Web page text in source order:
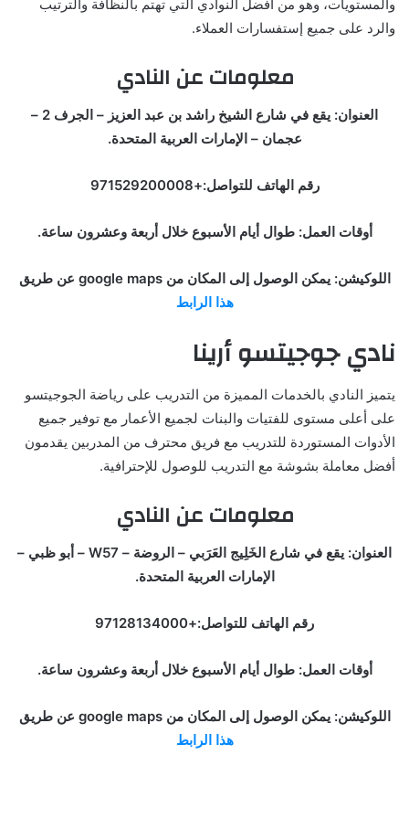
والمستويات، وهو من أفضل النوادي التي تهتم بالنظافة والترتيب
والرد على جميع إستفسارات العملاء.
معلومات عن النادي
العنوان: يقع في شارع الشيخ راشد بن عبد العزيز – الجرف 2 –
عجمان – الإمارات العربية المتحدة.
رقم الهاتف للتواصل:+971529200008
أوقات العمل: طوال أيام الأسبوع خلال أربعة وعشرون ساعة.
اللوكيشن: يمكن الوصول إلى المكان من google maps عن طريق
هذا الرابط
نادي جوجيتسو أرينا
يتميز النادي بالخدمات المميزة من التدريب على رياضة الجوجيتسو
على أعلى مستوى للفتيات والبنات لجميع الأعمار مع توفير جميع
الأدوات المستوردة للتدريب مع فريق محترف من المدربين يقدمون
أفضل معاملة بشوشة مع التدريب للوصول للإحترافية.
معلومات عن النادي
العنوان: يقع في شارع الخَلِيج العَرَبي – الروضة – W57 – أبو ظبي –
الإمارات العربية المتحدة.
رقم الهاتف للتواصل:+97128134000
أوقات العمل: طوال أيام الأسبوع خلال أربعة وعشرون ساعة.
اللوكيشن: يمكن الوصول إلى المكان من google maps عن طريق
هذا الرابط